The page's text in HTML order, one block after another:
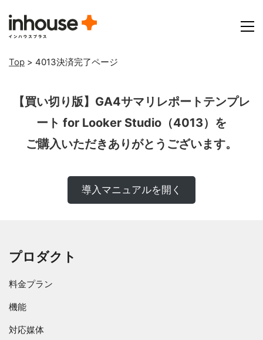
Top > 4013決済完了ページ
【買い切り版】GA4サマリレポートテンプレ
ート for Looker Studio（4013）を
ご購入いただきありがとうございます。
導入マニュアルを開く
プロダクト
料金プラン
機能
対応媒体